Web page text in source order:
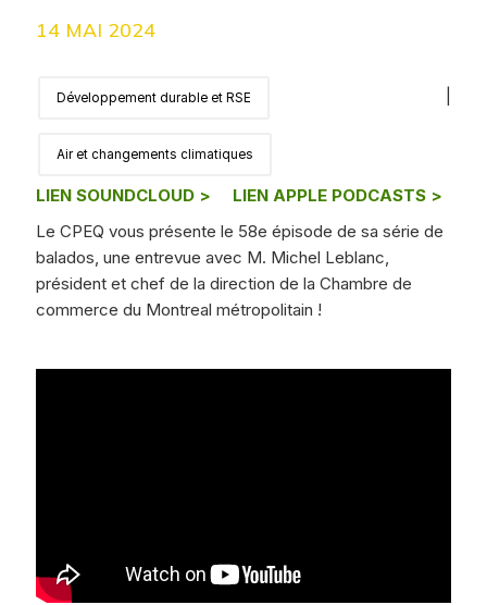
14 MAI 2024
Développement durable et RSE
Air et changements climatiques
LIEN SOUNDCLOUD >
LIEN APPLE PODCASTS >
Le CPEQ vous présente le 58e épisode de sa série de
balados, une entrevue avec M. Michel Leblanc,
président et chef de la direction de la Chambre de
commerce du Montreal métropolitain !